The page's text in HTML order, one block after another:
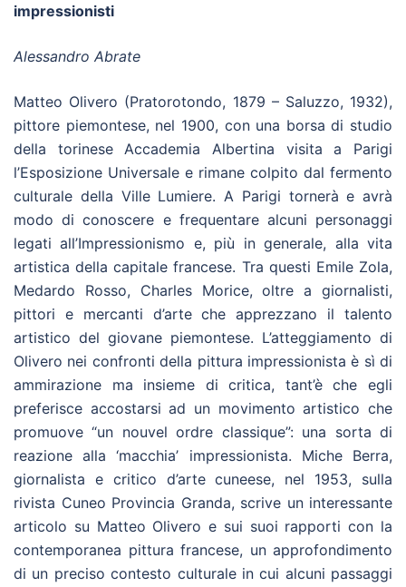
impressionisti
Alessandro Abrate
Matteo Olivero (Pratorotondo, 1879 – Saluzzo, 1932),
pittore piemontese, nel 1900, con una borsa di studio
della torinese Accademia Albertina visita a Parigi
l’Esposizione Universale e rimane colpito dal fermento
culturale della Ville Lumiere. A Parigi tornerà e avrà
modo di conoscere e frequentare alcuni personaggi
legati all’Impressionismo e, più in generale, alla vita
artistica della capitale francese. Tra questi Emile Zola,
Medardo Rosso, Charles Morice, oltre a giornalisti,
pittori e mercanti d’arte che apprezzano il talento
artistico del giovane piemontese. L’atteggiamento di
Olivero nei confronti della pittura impressionista è sì di
ammirazione ma insieme di critica, tant’è che egli
preferisce accostarsi ad un movimento artistico che
promuove “un nouvel ordre classique”: una sorta di
reazione alla ‘macchia’ impressionista. Miche Berra,
giornalista e critico d’arte cuneese, nel 1953, sulla
rivista Cuneo Provincia Granda, scrive un interessante
articolo su Matteo Olivero e sui suoi rapporti con la
contemporanea pittura francese, un approfondimento
di un preciso contesto culturale in cui alcuni passaggi